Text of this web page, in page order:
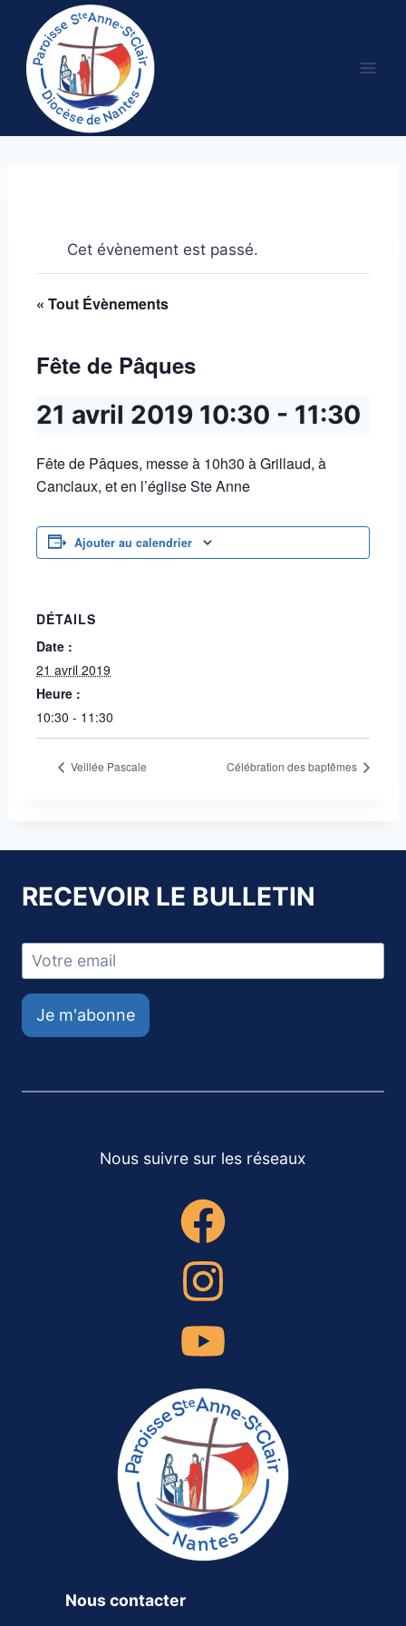
contenu
Cet évènement est passé.
« Tout Évènements
Fête de Pâques
21 avril 2019 10:30 - 11:30
Fête de Pâques, messe à 10h30 à Grillaud, à
Canclaux, et en l’église Ste Anne
Ajouter au calendrier
DÉTAILS
Date :
21 avril 2019
Heure :
10:30 - 11:30
Veillée Pascale Célébration des baptêmes
RECEVOIR LE BULLETIN
Je m'abonne
Nous suivre sur les réseaux
Nous contacter